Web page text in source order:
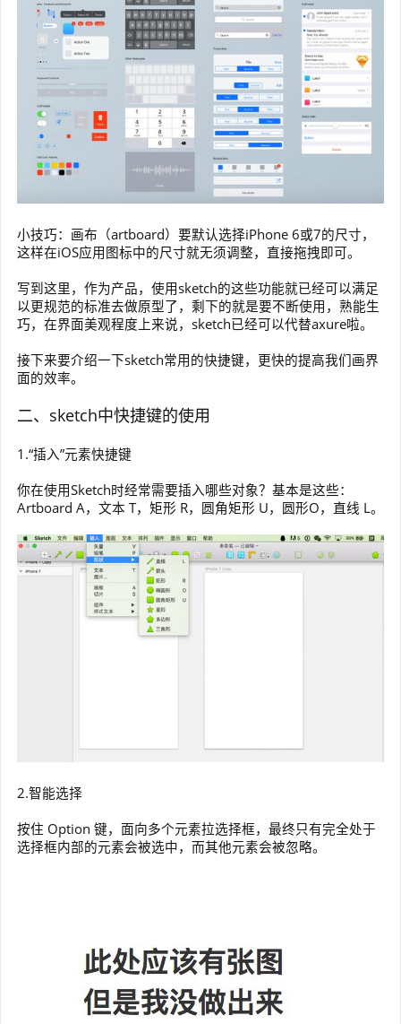
小技巧：画布（artboard）要默认选择iPhone 6或7的尺寸，
这样在iOS应用图标中的尺寸就无须调整，直接拖拽即可。
写到这里，作为产品，使用sketch的这些功能就已经可以满足
以更规范的标准去做原型了，剩下的就是要不断使用，熟能生
巧，在界面美观程度上来说，sketch已经可以代替axure啦。
接下来要介绍一下sketch常用的快捷键，更快的提高我们画界
面的效率。
二、sketch中快捷键的使用
1.“插入”元素快捷键
你在使用Sketch时经常需要插入哪些对象？基本是这些：
Artboard A，文本 T，矩形 R，圆角矩形 U，圆形O，直线 L。
2.智能选择
按住 Option 键，面向多个元素拉选择框，最终只有完全处于
选择框内部的元素会被选中，而其他元素会被忽略。